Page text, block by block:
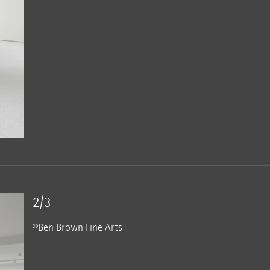
2/3
©Ben Brown Fine Arts